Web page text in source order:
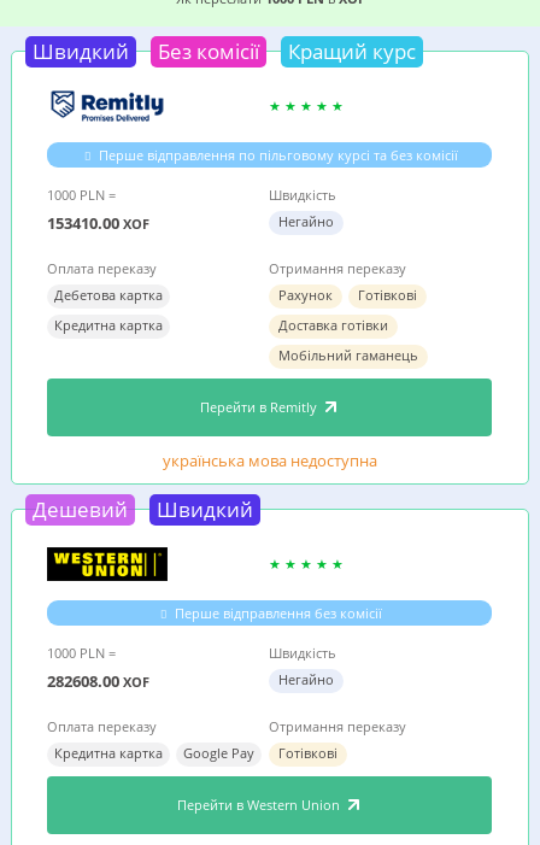
Швидкий Без комісії Кращий курс
Перше відправлення по пільговому курсі та без комісії
1000 PLN =
153410.00 XOF
Швидкість
Негайно
Оплата переказу
Дебетова картка
Кредитна картка
Отримання переказу
Рахунок
Готівкові
Доставка готівки
Мобільний гаманець
Перейти в Remitly
українська мова недоступна
Дешевий Швидкий
Перше відправлення без комісії
1000 PLN =
282608.00 XOF
Швидкість
Негайно
Оплата переказу
Кредитна картка
Google Pay
Отримання переказу
Готівкові
Перейти в Western Union